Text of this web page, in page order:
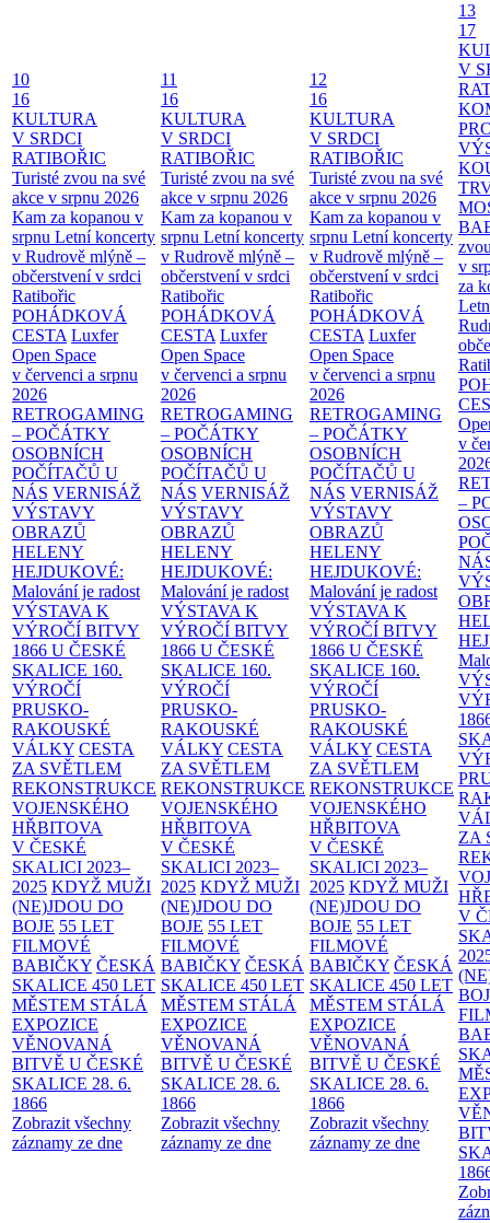
10
16
KULTURA
V SRDCI
RATIBOŘIC
Turisté zvou na své
akce v srpnu 2026
Kam za kopanou v
srpnu Letní koncerty
v Rudrově mlýně –
občerstvení v srdci
Ratibořic
POHÁDKOVÁ
CESTA Luxfer
Open Space
v červenci a srpnu
2026
RETROGAMING
– POČÁTKY
OSOBNÍCH
POČÍTAČŮ U
NÁS VERNISÁŽ
VÝSTAVY
OBRAZŮ
HELENY
HEJDUKOVÉ:
Malování je radost
VÝSTAVA K
VÝROČÍ BITVY
1866 U ČESKÉ
SKALICE 160.
VÝROČÍ
PRUSKO-
RAKOUSKÉ
VÁLKY CESTA
ZA SVĚTLEM
REKONSTRUKCE
VOJENSKÉHO
HŘBITOVA
V ČESKÉ
SKALICI 2023–
2025 KDYŽ MUŽI
(NE)JDOU DO
BOJE 55 LET
FILMOVÉ
BABIČKY ČESKÁ
SKALICE 450 LET
MĚSTEM STÁLÁ
EXPOZICE
VĚNOVANÁ
BITVĚ U ČESKÉ
SKALICE 28. 6.
1866
Zobrazit všechny
záznamy ze dne
11
16
KULTURA
V SRDCI
RATIBOŘIC
Turisté zvou na své
akce v srpnu 2026
Kam za kopanou v
srpnu Letní koncerty
v Rudrově mlýně –
občerstvení v srdci
Ratibořic
POHÁDKOVÁ
CESTA Luxfer
Open Space
v červenci a srpnu
2026
RETROGAMING
– POČÁTKY
OSOBNÍCH
POČÍTAČŮ U
NÁS VERNISÁŽ
VÝSTAVY
OBRAZŮ
HELENY
HEJDUKOVÉ:
Malování je radost
VÝSTAVA K
VÝROČÍ BITVY
1866 U ČESKÉ
SKALICE 160.
VÝROČÍ
PRUSKO-
RAKOUSKÉ
VÁLKY CESTA
ZA SVĚTLEM
REKONSTRUKCE
VOJENSKÉHO
HŘBITOVA
V ČESKÉ
SKALICI 2023–
2025 KDYŽ MUŽI
(NE)JDOU DO
BOJE 55 LET
FILMOVÉ
BABIČKY ČESKÁ
SKALICE 450 LET
MĚSTEM STÁLÁ
EXPOZICE
VĚNOVANÁ
BITVĚ U ČESKÉ
SKALICE 28. 6.
1866
Zobrazit všechny
záznamy ze dne
12
16
KULTURA
V SRDCI
RATIBOŘIC
Turisté zvou na své
akce v srpnu 2026
Kam za kopanou v
srpnu Letní koncerty
v Rudrově mlýně –
občerstvení v srdci
Ratibořic
POHÁDKOVÁ
CESTA Luxfer
Open Space
v červenci a srpnu
2026
RETROGAMING
– POČÁTKY
OSOBNÍCH
POČÍTAČŮ U
NÁS VERNISÁŽ
VÝSTAVY
OBRAZŮ
HELENY
HEJDUKOVÉ:
Malování je radost
VÝSTAVA K
VÝROČÍ BITVY
1866 U ČESKÉ
SKALICE 160.
VÝROČÍ
PRUSKO-
RAKOUSKÉ
VÁLKY CESTA
ZA SVĚTLEM
REKONSTRUKCE
VOJENSKÉHO
HŘBITOVA
V ČESKÉ
SKALICI 2023–
2025 KDYŽ MUŽI
(NE)JDOU DO
BOJE 55 LET
FILMOVÉ
BABIČKY ČESKÁ
SKALICE 450 LET
MĚSTEM STÁLÁ
EXPOZICE
VĚNOVANÁ
BITVĚ U ČESKÉ
SKALICE 28. 6.
1866
Zobrazit všechny
záznamy ze dne
13
17
V
v
za
v
–
ZA
V